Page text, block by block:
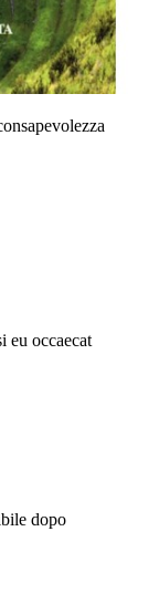
eu occaecat
dopo